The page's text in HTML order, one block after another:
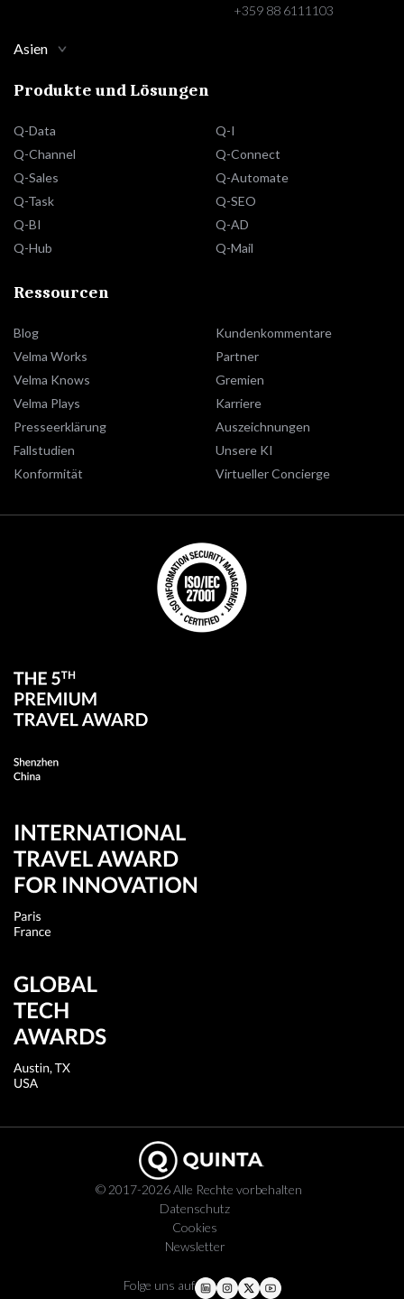
+359 88 6111103
Asien
Produkte und Lösungen
Q-Data
Q-Channel
Q-Sales
Q-Task
Q-BI
Q-Hub
Q-I
Q-Connect
Q-Automate
Q-SEO
Q-AD
Q-Mail
Ressourcen
Blog
Velma Works
Velma Knows
Velma Plays
Presseerklärung
Fallstudien
Konformität
Kundenkommentare
Partner
Gremien
Karriere
Auszeichnungen
Unsere KI
Virtueller Concierge
© 2017-2026 Alle Rechte vorbehalten
Datenschutz
Cookies
Newsletter
Folge uns auf